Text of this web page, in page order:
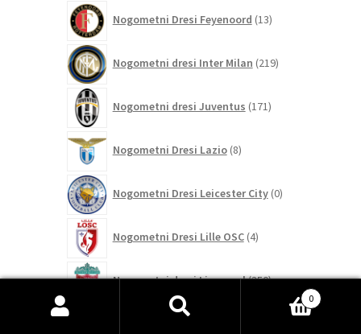
Nogometni Dresi Feyenoord 13izdelkov
Nogometni dresi Inter Milan 219izdelkov
Nogometni dresi Juventus 171izdelkov
Nogometni Dresi Lazio 8izdelkov
Nogometni Dresi Leicester City 0izdelkov
Nogometni Dresi Lille OSC 4izdelki
Nogometni dresi Liverpool 350 izdelkov
458
0